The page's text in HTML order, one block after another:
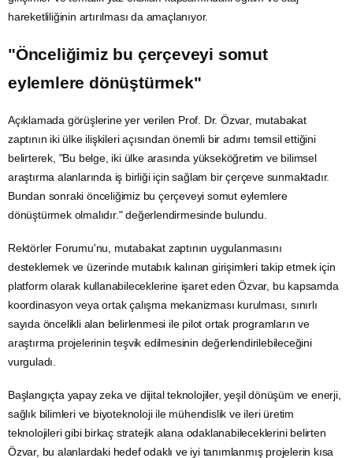
Yükseköğretimi düzenleyen mevzuat, düzenlemeler ve
yükseköğretim yapılarıyla bu alandaki deneyimlerin paylaşılması, iki
ülkedeki yükseköğretim ve araştırma kurumları arasında mevzuat
hükümlerine uygun olarak lisans ve lisansüstü düzeyde ortak diploma
programlarının açılması, uygulanması ve geliştirilmesi planlanıyor.
Yükseköğretim ve araştırma kurumlarında öğrenim görmek üzere
lisans ve lisansüstü öğrenci değişiminin teşvik edilmesi de mutabakat
zaptında yer alıyor.
İki ülkenin yükseköğretim ve araştırma kurumlarındaki öğretim
elemanlarının ve araştırmacıların belirli programlar, kısa dönemli
girişimler ve tematik yaz okulları kapsamındaki
hareketliliğinin artırılması da amaçlanıyor.
"Önceliğimiz bu çerçeveyi somut
eylemlere dönüştürmek"
Açıklamada görüşlerine yer verilen Prof. Dr. Özvar, mutabakat
zaptının iki ülke ilişkileri açısından önemli bir adımı temsil ettiğini
araştırma alanlarında iş birliği için sağlam bir çerçeve sunmaktadır.
Bundan sonraki önceliğimiz bu çerçeveyi somut eylemlere
dönüştürmek olmalıdır." değerlendirmesinde bulundu.